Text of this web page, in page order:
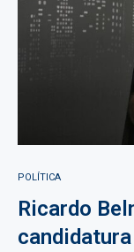
POLÍTICA
Ricardo